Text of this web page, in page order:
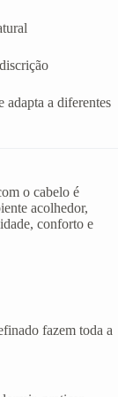
adapta a diferentes
o cabelo é
acolhedor,
conforto e
fazem toda a